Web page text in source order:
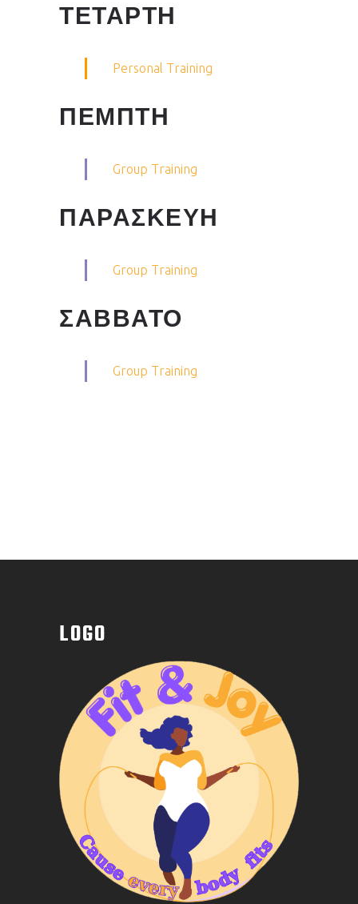
ΤΕΤΑΡΤΗ
Personal Training
ΠΕΜΠΤΗ
Group Training
ΠΑΡΑΣΚΕΥΗ
Group Training
ΣΑΒΒΑΤΟ
Group Training
LOGO